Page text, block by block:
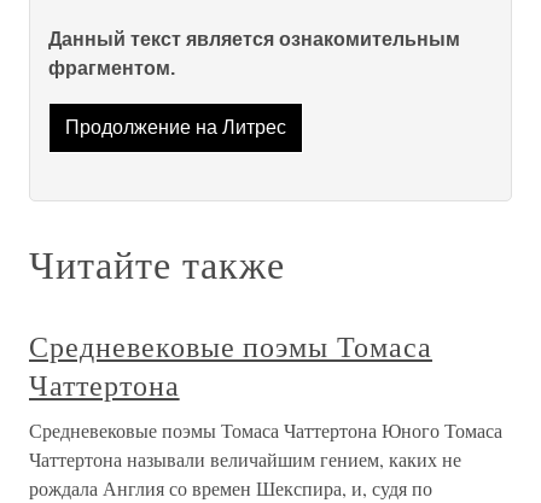
Данный текст является ознакомительным
фрагментом.
Продолжение на Литрес
Читайте также
Средневековые поэмы Томаса
Чаттертона
Средневековые поэмы Томаса Чаттертона Юного Томаса
Чаттертона называли величайшим гением, каких не
рождала Англия со времен Шекспира, и, судя по